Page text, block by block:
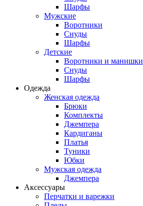
Шарфы
Мужские
Воротники
Снуды
Шарфы
Детские
Воротники и манишки
Снуды
Шарфы
Одежда
Женская одежда
Брюки
Комплекты
Джемпера
Кардиганы
Платья
Туники
Юбки
Мужская одежда
Джемпера
Аксессуары
Перчатки и варежки